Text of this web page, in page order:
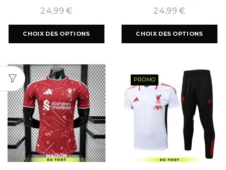
2025/2026
24,99€
CHOIX DES OPTIONS
24,99€
CHOIX DES OPTIONS
PROMO